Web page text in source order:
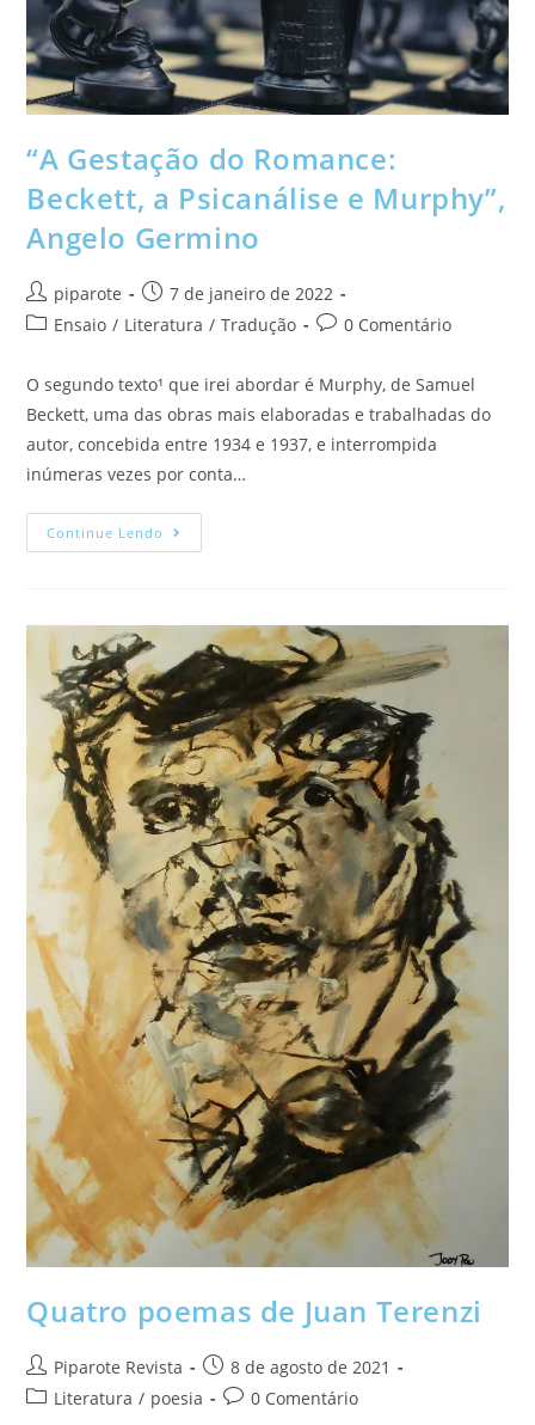
“A Gestação do Romance:
Beckett, a Psicanálise e Murphy”,
Angelo Germino
piparote
7 de janeiro de 2022
Ensaio / Literatura / Tradução 0 Comentário
O segundo texto¹ que irei abordar é Murphy, de Samuel
Beckett, uma das obras mais elaboradas e trabalhadas do
autor, concebida entre 1934 e 1937, e interrompida
inúmeras vezes por conta…
Continue Lendo
Quatro poemas de Juan Terenzi
Piparote Revista
8 de agosto de 2021
Literatura / poesia 0 Comentário